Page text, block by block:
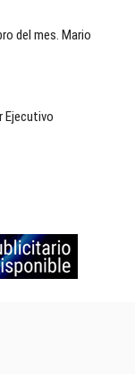
del mes. Mario
Ejecutivo